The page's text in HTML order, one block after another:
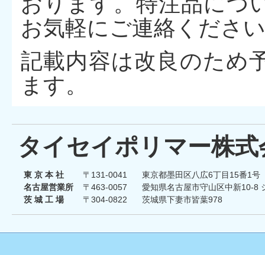
お気軽にご連絡くださ
記載内容は改良のため
ます。
タイセイポリマー株
東 京 本 社 〒131-0041
東京都墨田区八広6丁目15番1号
名古屋営業所
〒463-0057
愛知県名古屋市守山区中新10-8
茨 城 工 場
〒304-0822 茨城県下妻市皆葉978